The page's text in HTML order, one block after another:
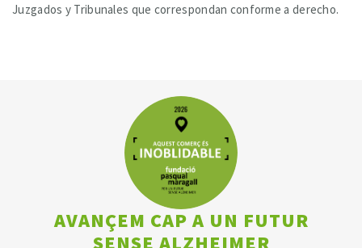
Juzgados y Tribunales que correspondan conforme a derecho.
AVANÇEM CAP A UN FUTUR
SENSE ALZHEIMER